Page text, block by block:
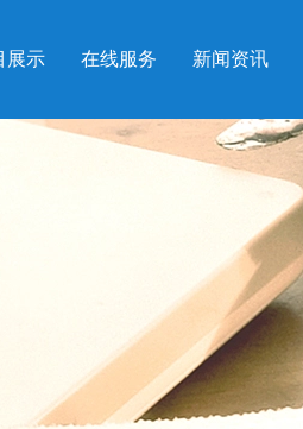
展示 在线服务 新闻资讯